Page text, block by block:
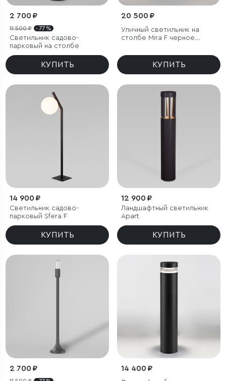
2 700 ₽
11 500 ₽ - 77 %
Светильник садово-
парковый на столбе
КУПИТЬ
20 500 ₽
Уличный светильник на
столбе Mira F черное
КУПИТЬ
14 900 ₽
Светильник садово-
парковый Sfera F
КУПИТЬ
12 900 ₽
Ландшафтный светильник
Apart
КУПИТЬ
2 700 ₽ 14 400 ₽